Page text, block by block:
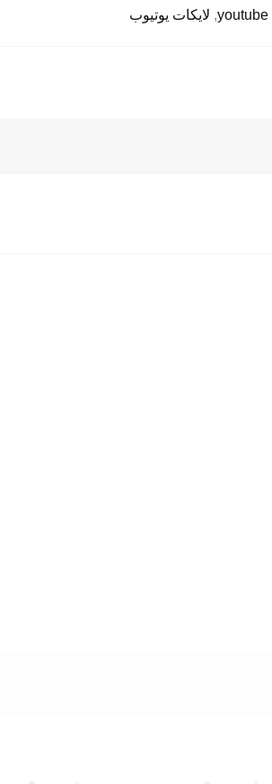
youtube
, لايكات يوتيوب